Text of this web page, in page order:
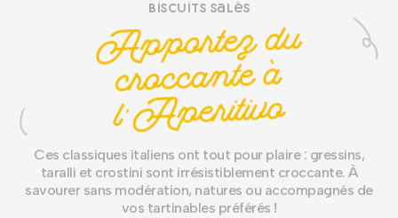
Biscuits salés
Apportez du
croccante à
l'
Aperitivo
Ces classiques italiens ont tout pour plaire : gressins,
taralli et crostini sont irrésistiblement croccante. À
savourer sans modération, natures ou accompagnés de
vos tartinables préférés !